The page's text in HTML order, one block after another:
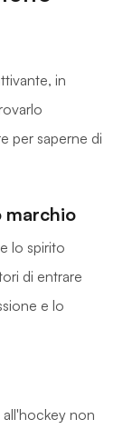
in
per saperne di
marchio
lo spirito
di entrare
e lo
non